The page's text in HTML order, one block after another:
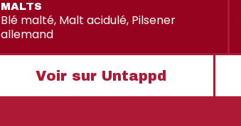
MALTS
Blé malté, Malt acidulé, Pilsener
allemand
Voir sur Untappd